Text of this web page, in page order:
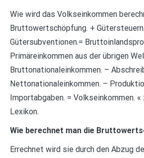
Wie wird das Volkseinkommen
Bruttowertschöpfung. +
Gütersubventionen.=
Primäreinkommen aus der übrigen
Bruttonationaleinkommen. –
Nettonationaleinkommen. –
Importabgaben. = Volkseinkommen. «
Lexikon.
Wie berechnet man die
Errechnet wird sie durch den Abzug